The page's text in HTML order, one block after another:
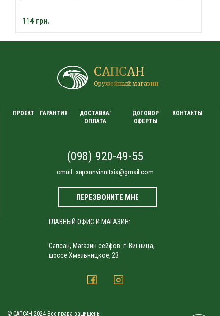
114 грн.
САПСАН
Оружейный магазин
ПРОЕКТ ГАРАНТИЯ
ДОСТАВКА/
ОПЛАТА
ДОГОВОР
ОФЕРТЫ
КОНТАКТЫ
(098) 920-49-55
email: sapsanvinnitsia@gmail.com
ПЕРЕЗВОНИТЕ МНЕ
ГЛАВНЫЙ ОФИС И МАГАЗИН:
Сапсан, Магазин сейфов. г. Винница,
шоссе Хмельницкое, 23
© САПСАН 2024 Все права защищены